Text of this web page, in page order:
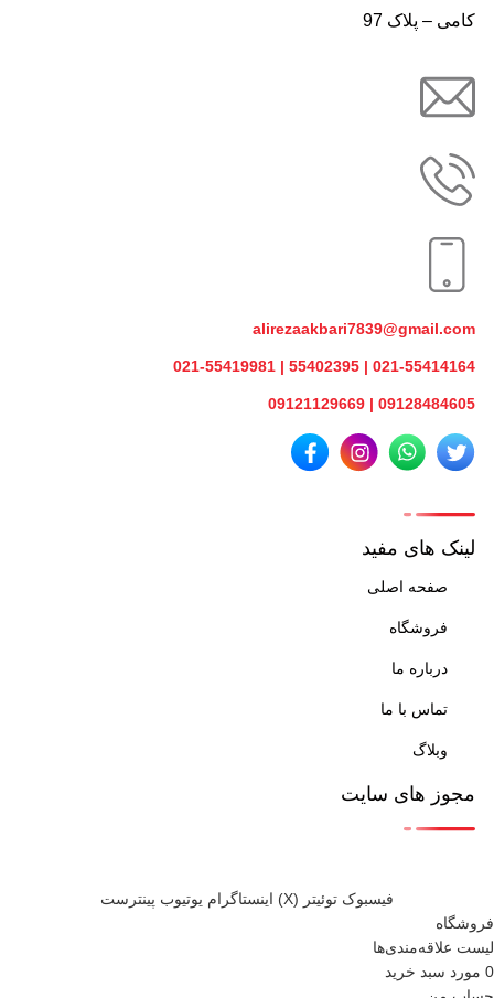
کامی – پلاک 97
alirezaakbari7839@gmail.com
021-55414164 | 55402395 | 021-55419981
09128484605 | 09121129669
لینک های مفید
صفحه اصلی
فروشگاه
درباره ما
تماس با ما
وبلاگ
مجوز های سایت
فيسبوک توئیتر (X) اینستاگرام یوتیوب پینترست
فروشگاه
لیست علاقه‌مندی‌ها
0 مورد سبد خرید